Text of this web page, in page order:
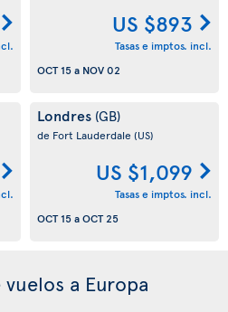
US $893
Tasas e imptos. incl.
OCT 15a NOV 02
Londres (GB)
de Fort Lauderdale (US)
US $1,099
Tasas e imptos. incl.
OCT 15aOCT 25
a Europa